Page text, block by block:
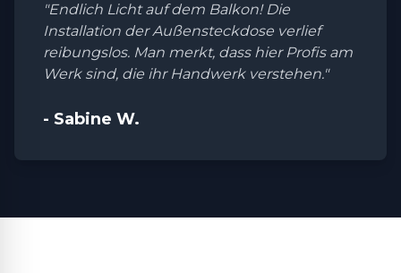
"Endlich Licht auf dem Balkon! Die
Installation der Außensteckdose verlief
reibungslos. Man merkt, dass hier Profis am
Werk sind, die ihr Handwerk verstehen."
- Sabine W.